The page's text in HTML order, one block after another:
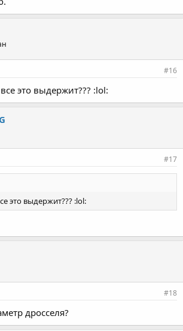
#16
это выдержит??? :lol:
#17
это выдержит??? :lol:
#18
дросселя?